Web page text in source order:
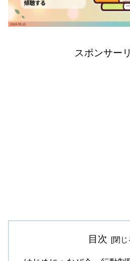
スポンサー
目次